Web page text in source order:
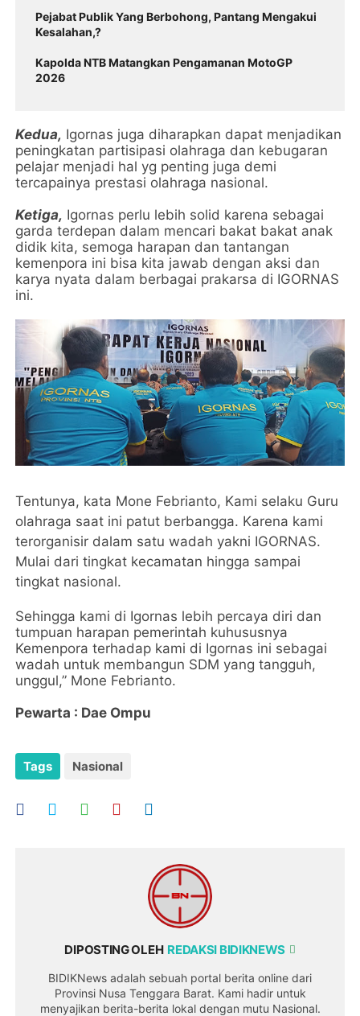
Pejabat Publik Yang Berbohong, Pantang Mengakui
Kesalahan,?
Kapolda NTB Matangkan Pengamanan MotoGP
2026
Kedua, Igornas juga diharapkan dapat menjadikan
peningkatan partisipasi olahraga dan kebugaran
pelajar menjadi hal yg penting juga demi
tercapainya prestasi olahraga nasional.
Ketiga, Igornas perlu lebih solid karena sebagai
garda terdepan dalam mencari bakat bakat anak
didik kita, semoga harapan dan tantangan
kemenpora ini bisa kita jawab dengan aksi dan
karya nyata dalam berbagai prakarsa di IGORNAS
ini.
Tentunya, kata Mone Febrianto, Kami selaku Guru
olahraga saat ini patut berbangga. Karena kami
terorganisir dalam satu wadah yakni IGORNAS.
Mulai dari tingkat kecamatan hingga sampai
tingkat nasional.
Sehingga kami di Igornas lebih percaya diri dan
tumpuan harapan pemerintah kuhususnya
Kemenpora terhadap kami di Igornas ini sebagai
wadah untuk membangun SDM yang tangguh,
unggul,” Mone Febrianto.
Pewarta : Dae Ompu
Tags Nasional
DIPOSTING OLEH REDAKSI BIDIKNEWS
BIDIKNews adalah sebuah portal berita online dari
Provinsi Nusa Tenggara Barat. Kami hadir untuk
menyajikan berita-berita lokal dengan mutu Nasional.